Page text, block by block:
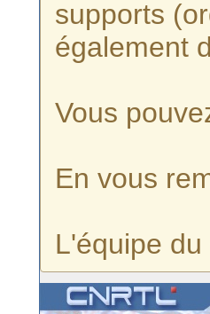
supports
également
Vous
En vous
L'équipe du